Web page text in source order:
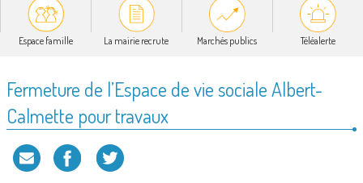
Espace famille La mairie recrute Marchés publics Téléalerte
Fermeture de l’Espace de vie sociale Albert-
Calmette pour travaux